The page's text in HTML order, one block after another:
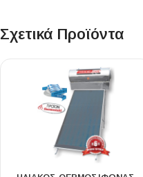
Σχετικά Προϊόντα